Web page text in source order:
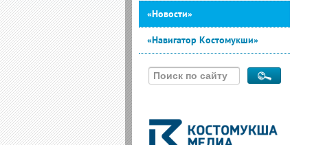
«Новости»
«Навигатор Костомукши»